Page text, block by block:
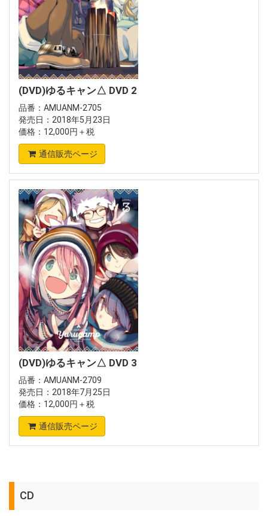
(DVD)ゆるキャン△ DVD 2
品番：AMUANM-2705
発売日：2018年5月23日
価格：12,000円＋税
通信販売ページ
(DVD)ゆるキャン△ DVD 3
品番：AMUANM-2709
発売日：2018年7月25日
価格：12,000円＋税
通信販売ページ
CD